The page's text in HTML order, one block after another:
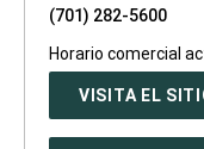
(701) 282-5600
Horario comercial
VISITA EL